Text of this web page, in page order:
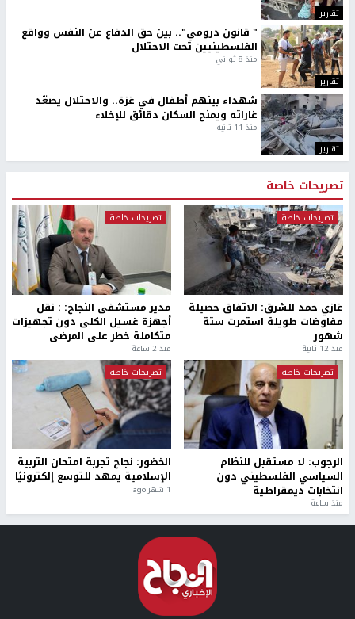
تقارير
تقارير
" قانون درومي".. بين حق الدفاع عن النفس وواقع
الفلسطينيين تحت الاحتلال
منذ 8 ثواني
تقارير
شهداء بينهم أطفال في غزة.. والاحتلال يصعّد
غاراته ويمنح السكان دقائق للإخلاء
منذ 11 ثانية
تصريحات خاصة
تصريحات خاصة
غازي حمد للشرق: الاتفاق حصيلة
مفاوضات طويلة استمرت ستة
شهور
منذ 12 ثانية
تصريحات خاصة
مدير مستشفى النجاح: : نقل
أجهزة غسيل الكلى دون تجهيزات
متكاملة خطر على المرضى
منذ 2 ساعة
تصريحات خاصة
الرجوب: لا مستقبل للنظام
السياسي الفلسطيني دون
انتخابات ديمقراطية
منذ ساعة
تصريحات خاصة
الخضور: نجاح تجربة امتحان التربية
الإسلامية يمهد للتوسع إلكترونيًا
1 شهر ago